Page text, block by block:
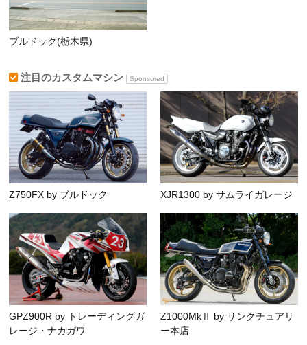
ブルドック(栃木県)
注目のカスタムマシン Sponsored
Z750FX by ブルドック XJR1300 by サムライガレージ
GPZ900R by トレーディングガ
レージ・ナカガワ
Z1000MkⅡ by サンクチュアリ
ー本店